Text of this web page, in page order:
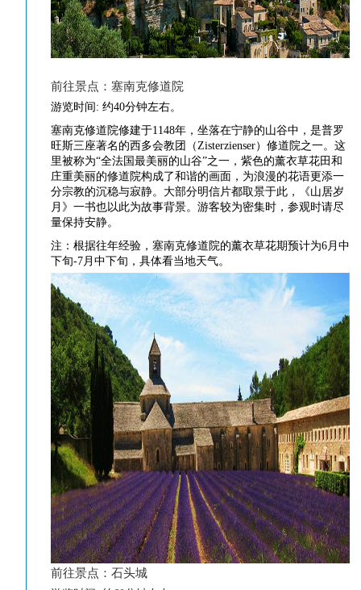
前往景点：塞南克修道院
游览时间: 约40分钟左右。
塞南克修道院修建于1148年，坐落在宁静的山谷中，是普罗
旺斯三座著名的西多会教团（Zisterzienser）修道院之一。这
里被称为“全法国最美丽的山谷”之一，紫色的薰衣草花田和
庄重美丽的修道院构成了和谐的画面，为浪漫的花语更添一
分宗教的沉稳与寂静。大部分明信片都取景于此，《山居岁
月》一书也以此为故事背景。游客较为密集时，参观时请尽
量保持安静。
注：根据往年经验，塞南克修道院的薰衣草花期预计为6月中
下旬-7月中下旬，具体看当地天气。
前往景点：石头城